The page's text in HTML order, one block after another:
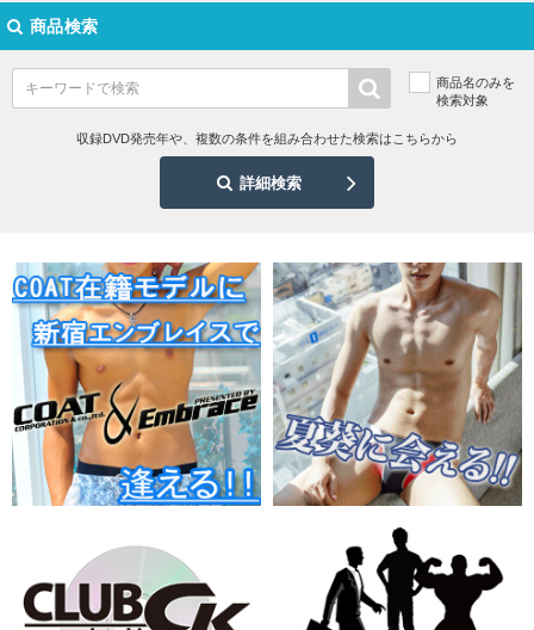
商品検索
商品名のみを
検索対象
収録DVD発売年や、複数の条件を組み合わせた検索はこちらから
詳細検索